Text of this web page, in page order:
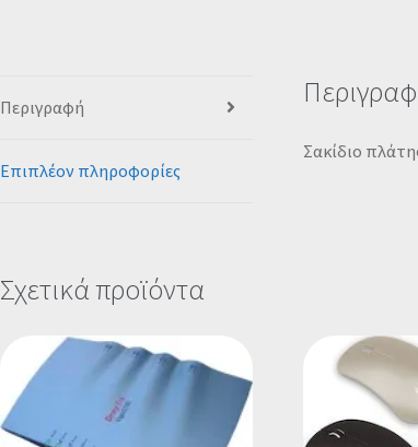
Περιγραφή
Επιπλέον πληροφορίες
Σακίδιο
Σχετικά προϊόντα